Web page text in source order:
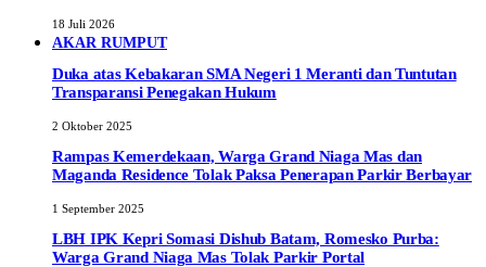
18 Juli 2026
AKAR RUMPUT
Duka atas Kebakaran SMA Negeri 1 Meranti dan Tuntutan
Transparansi Penegakan Hukum
2 Oktober 2025
Rampas Kemerdekaan, Warga Grand Niaga Mas dan
Maganda Residence Tolak Paksa Penerapan Parkir Berbayar
1 September 2025
LBH IPK Kepri Somasi Dishub Batam, Romesko Purba:
Warga Grand Niaga Mas Tolak Parkir Portal